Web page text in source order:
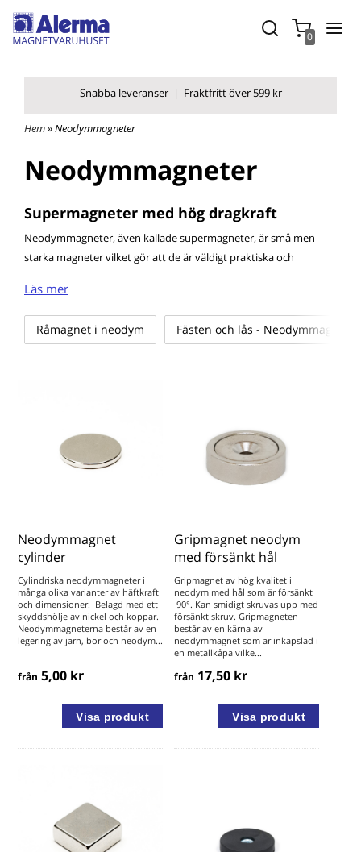
0
Snabba leveranser | Fraktfritt över 599 kr
Hem» Neodymmagneter
Neodymmagneter
Supermagneter med hög dragkraft
Neodymmagneter, även kallade supermagneter, är små men
starka magneter vilket gör att de är väldigt praktiska och
råmagneter
skruv. Vi har ocksågripmagneter i neodym och gummi.Våra
magneter i neodymium är belagda med ett skyddshölje av nickel
Användningsområden och fördelar med
neodymmagneter
Neodymmagneter används bland annat i elektroniska apparater
starkaste typen av permanentmagnet. Den har till stor del ersatt
andra typer av magneter i många applikationer där starka
permanentmagneter krävs, till exempel i motorer, hårddiskar och
i batteridrivna verktyg. Magneterna har en väldig bredd av
användningsområden men kan bland annat användas vid
magnetfiske, upphängning, magnetiska lås i skåp, för
upphängning på skoltavlor eller kyl och frys, och för flexibel
upphängning av till exempel verktyg och köksredskap. Magneter
flexibel fogning behövs, exempelvis vid möbelkonstruktion
Läs mer
Råmagnet i neodym Fästen och lås - Neodymmagneter
Neodymmagnet
cylinder
Cylindriska neodymmagneter i
många olika varianter av häftkraft
och dimensioner. Belagd med ett
skyddshölje av nickel och koppar.
Neodymmagneterna består av en
legering av järn, bor och neodym...
från 5,00 kr
Gripmagnet neodym
med försänkt hål
Gripmagnet av hög kvalitet i
neodym med hål som är försänkt
90°. Kan smidigt skruvas upp med
försänkt skruv. Gripmagneten
består av en kärna av
neodymmagnet som är inkapslad i
en metallkåpa vilke...
från 17,50 kr